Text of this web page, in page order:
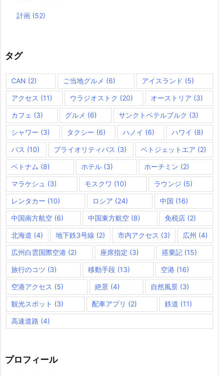
計画 (52)
タグ
CAN (2) ご当地グルメ (6) アイスランド (5)
アクセス (11) ウラジオストク (20) オーストリア (3)
カフェ (3) グルメ (6) サンクトペテルブルク (3)
シャワー (3) タクシー (6) ハノイ (6) ハワイ (8)
バス (10) プライオリティパス (3) ベトジェットエア (2)
ベトナム (8) ホテル (3) ホーチミン (2)
マラケシュ (3) モスクワ (10) ラウンジ (5)
レンタカー (10) ロシア (24) 中国 (16)
中国南方航空 (6) 中国東方航空 (8) 免税店 (2)
北海道 (4) 地下鉄3号線 (2) 市内アクセス (3) 広州 (4)
広州白雲国際空港 (2) 座席指定 (3) 搭乗記 (15)
旅行のコツ (3) 移動手段(13) 空港 (16)
空港アクセス (5) 絶景(4) 自然風景 (3)
観光スポット (3) 配車アプリ (2) 鉄道 (11)
高速道路 (4)
プロフィール